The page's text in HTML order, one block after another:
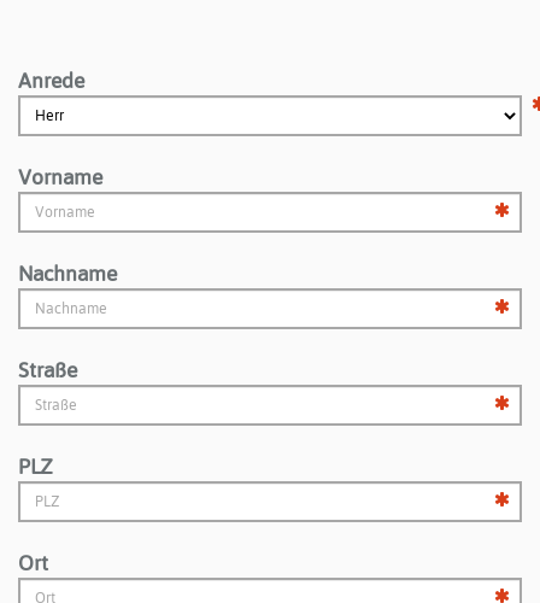
Anrede
Vorname
Nachname
Straße
PLZ
Ort